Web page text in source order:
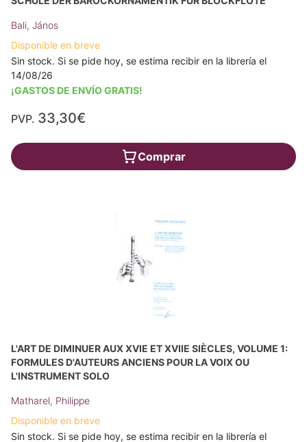
Bali, János
Disponible en breve
Sin stock. Si se pide hoy, se estima recibir en la librería el
14/08/26
¡GASTOS DE ENVÍO GRATIS!
PVP. 33,30€
Comprar
L'ART DE DIMINUER AUX XVIE ET XVIIE SIÈCLES, VOLUME 1:
FORMULES D'AUTEURS ANCIENS POUR LA VOIX OU
L'INSTRUMENT SOLO
Matharel, Philippe
Disponible en breve
Sin stock. Si se pide hoy, se estima recibir en la librería el